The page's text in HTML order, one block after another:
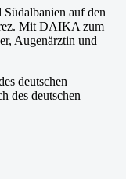
auf den
Mit DAIKA zum
Augenärztin und
deutschen
des deutschen